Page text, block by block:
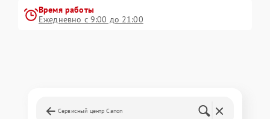
Время работы
Ежедневно с 9:00 до 21:00
Сервисный центр Canon